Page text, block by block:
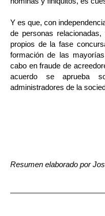
Y es que, con
de personas
propios de la fase
formación de las
cabo en fraude de
acuerdo se aprueba
administradores de la
Resumen elaborado por